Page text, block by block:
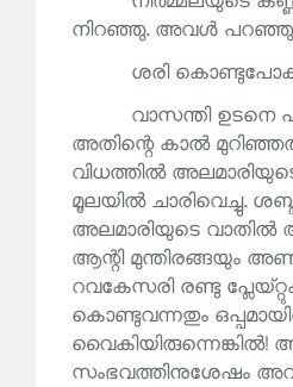
നിറഞ്ഞു. അവൾ
ശരി
വാസന്തി ഉടനെ
അതിന്റെ കാൽ
വിധത്തിൽ
മൂലയിൽ ചാരിവെച്ചു.
അലമാരിയുടെ വാതിൽ
ആന്റി മുന്തിരങ്ങയും
റവകേസരി രണ്ടു
കൊണ്ടുവന്നതും
വൈകിയിരുന്നെങ്കിൽ!
സംഭവത്തിനുശേഷം